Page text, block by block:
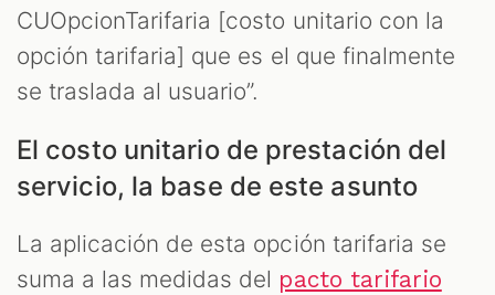
CUOpcionTarifaria [costo unitario con la
opción tarifaria] que es el que finalmente
se traslada al usuario”.
El costo unitario de prestación del
servicio, la base de este asunto
La aplicación de esta opción tarifaria se
suma a las medidas del pacto tarifario